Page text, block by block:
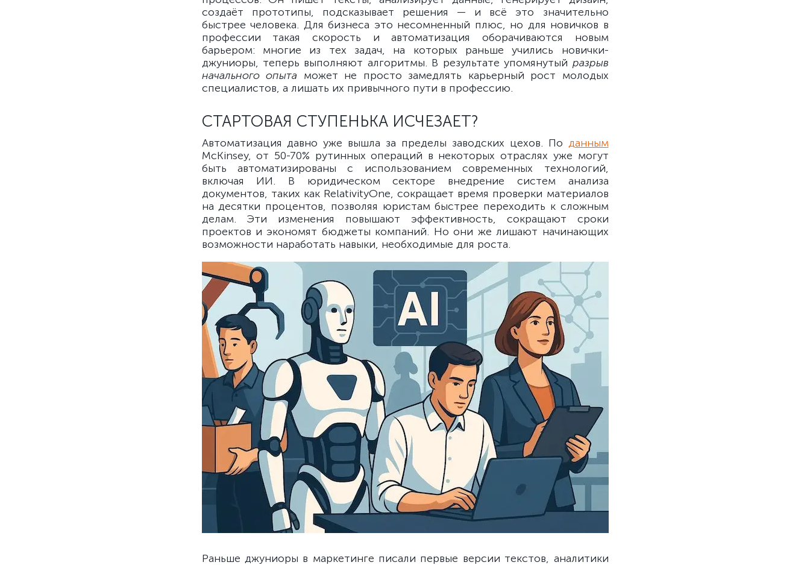
создаёт прототипы, подсказывает решения — и всё это значительно
быстрее человека. Для бизнеса это несомненный плюс, но для новичков в
профессии такая скорость и автоматизация оборачиваются новым
барьером: многие из тех задач, на которых раньше учились новички-
джуниоры, теперь выполняют алгоритмы. В результате упомянутый разрыв
начального опыта может не просто замедлять карьерный рост молодых
специалистов, а лишать их привычного пути в профессию.
СТАРТОВАЯ СТУПЕНЬКА ИСЧЕЗАЕТ?
Автоматизация давно уже вышла за пределы заводских цехов. По данным
McKinsey, от 50-70% рутинных операций в некоторых отраслях уже могут
быть автоматизированы с использованием современных технологий,
включая ИИ. В юридическом секторе внедрение систем анализа
документов, таких как RelativityOne, сокращает время проверки материалов
на десятки процентов, позволяя юристам быстрее переходить к сложным
делам. Эти изменения повышают эффективность, сокращают сроки
проектов и экономят бюджеты компаний. Но они же лишают начинающих
возможности наработать навыки, необходимые для роста.
Раньше джуниоры в маркетинге писали первые версии текстов, аналитики